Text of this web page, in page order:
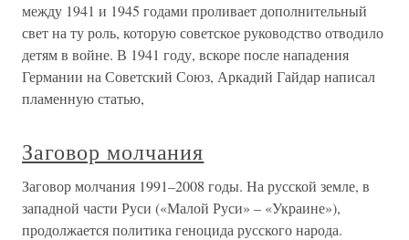
между 1941 и 1945 годами проливает дополнительный
свет на ту роль, которую советское руководство отводило
детям в войне. В 1941 году, вскоре после нападения
Германии на Советский Союз, Аркадий Гайдар написал
пламенную статью,
Заговор молчания
Заговор молчания 1991–2008 годы. На русской земле, в
западной части Руси («Малой Руси» – «Украине»),
продолжается политика геноцида русского народа.